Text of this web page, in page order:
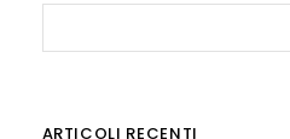
ARTICOLI RECENTI